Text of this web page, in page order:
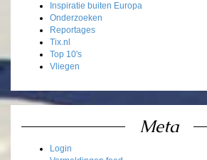
Inspiratie buiten Europa
Onderzoeken
Reportages
Tix.nl
Top 10's
Vliegen
Meta
Login